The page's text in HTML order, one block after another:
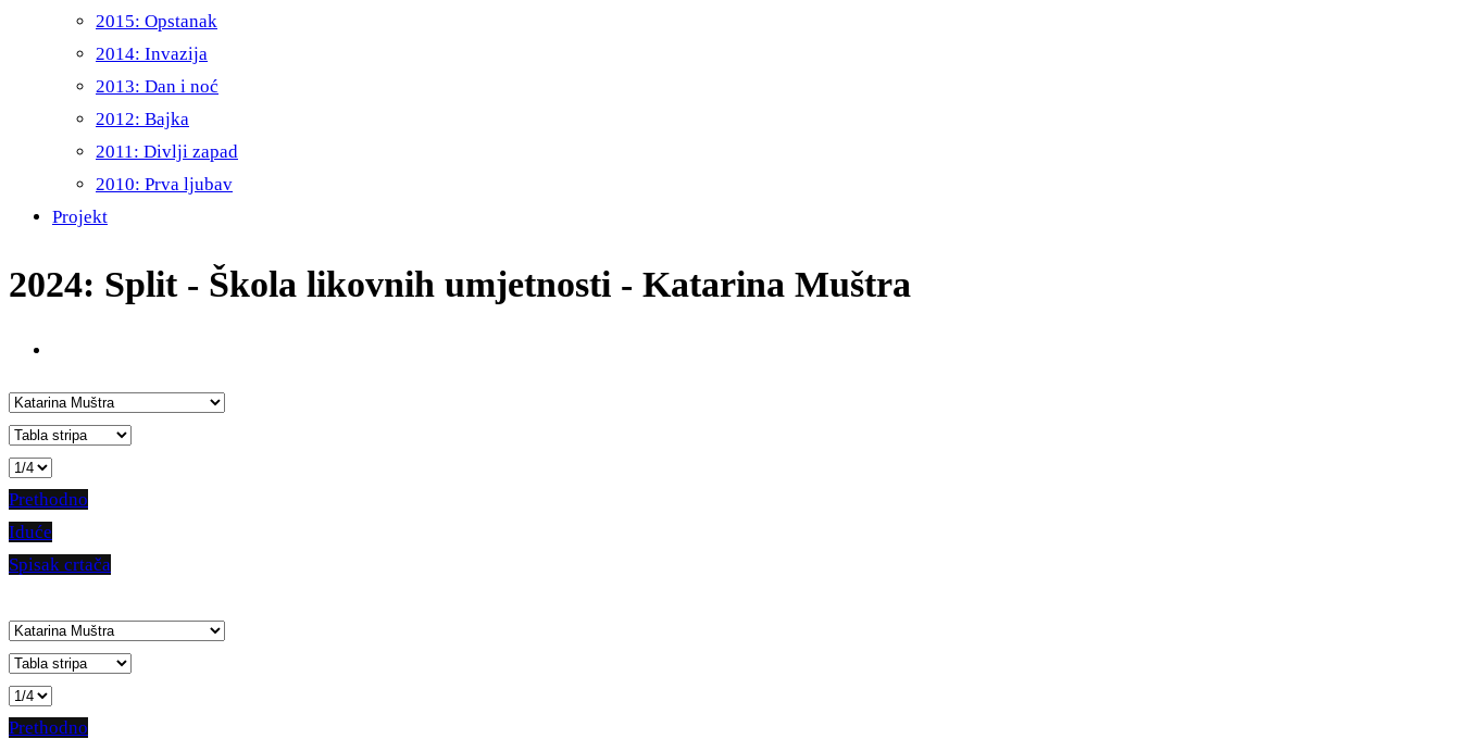
2015: Opstanak
2014: Invazija
2013: Dan i noć
2012: Bajka
2011: Divlji zapad
2010: Prva ljubav
Projekt
2024: Split - Škola likovnih umjetnosti - Katarina Muštra
Prethodno
Iduće
Spisak crtača
Prethodno